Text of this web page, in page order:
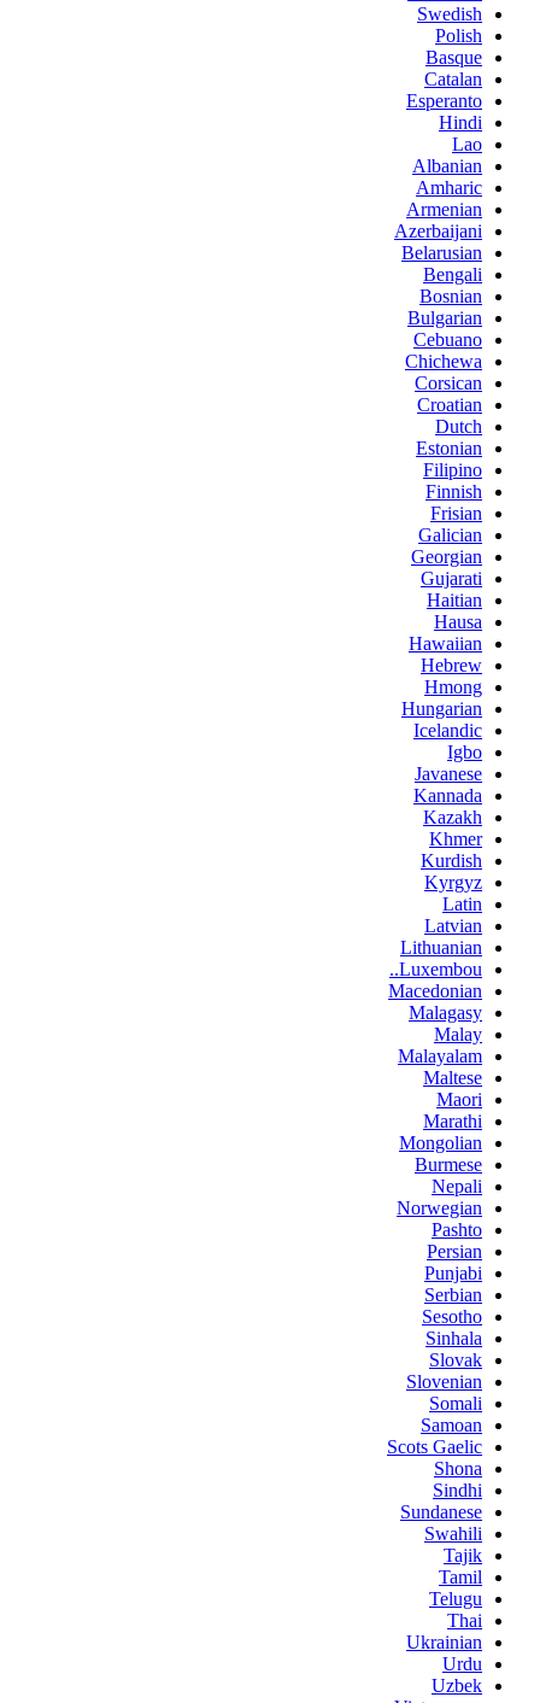
Swedish
Polish
Basque
Catalan
Esperanto
Hindi
Lao
Albanian
Amharic
Armenian
Azerbaijani
Belarusian
Bengali
Bosnian
Bulgarian
Cebuano
Chichewa
Corsican
Croatian
Dutch
Estonian
Filipino
Finnish
Frisian
Galician
Georgian
Gujarati
Haitian
Hausa
Hawaiian
Hebrew
Hmong
Hungarian
Icelandic
Igbo
Javanese
Kannada
Kazakh
Khmer
Kurdish
Kyrgyz
Latin
Latvian
Lithuanian
Luxembou..
Macedonian
Malagasy
Malay
Malayalam
Maltese
Maori
Marathi
Mongolian
Burmese
Nepali
Norwegian
Pashto
Persian
Punjabi
Serbian
Sesotho
Sinhala
Slovak
Slovenian
Somali
Samoan
Scots Gaelic
Shona
Sindhi
Sundanese
Swahili
Tajik
Tamil
Telugu
Thai
Ukrainian
Urdu
Uzbek